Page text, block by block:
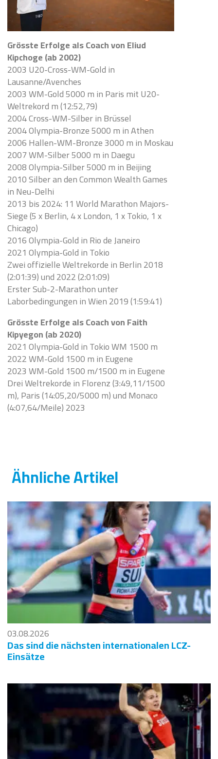
Grösste Erfolge als Coach von Eliud
Kipchoge (ab 2002)
2003 U20-Cross-WM-Gold in
Lausanne/Avenches
2003 WM-Gold 5000 m in Paris mit U20-
Weltrekord m (12:52,79)
2004 Cross-WM-Silber in Brüssel
2004 Olympia-Bronze 5000 m in Athen
2006 Hallen-WM-Bronze 3000 m in Moskau
2007 WM-Silber 5000 m in Daegu
2008 Olympia-Silber 5000 m in Beijing
2010 Silber an den Common Wealth Games
in Neu-Delhi
2013 bis 2024: 11 World Marathon Majors-
Siege (5 x Berlin, 4 x London, 1 x Tokio, 1 x
Chicago)
2016 Olympia-Gold in Rio de Janeiro
2021 Olympia-Gold in Tokio
Zwei offizielle Weltrekorde in Berlin 2018
(2:01:39) und 2022 (2:01:09)
Erster Sub-2-Marathon unter
Laborbedingungen in Wien 2019 (1:59:41)
Grösste Erfolge als Coach von Faith
Kipyegon (ab 2020)
2021 Olympia-Gold in Tokio WM 1500 m
2022 WM-Gold 1500 m in Eugene
2023 WM-Gold 1500 m/1500 m in Eugene
Drei Weltrekorde in Florenz (3:49,11/1500
m), Paris (14:05,20/5000 m) und Monaco
(4:07,64/Meile) 2023
Ähnliche Artikel
03.08.2026
Das sind die nächsten internationalen LCZ-
Einsätze